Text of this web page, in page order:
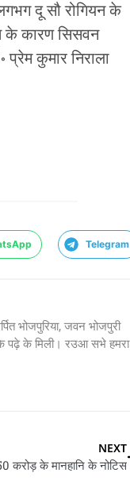
दू सौ रोगियन के
के कारण सिसवन
कुमार निराला
Telegram
भोजपुरिया, जवन भोजपुरी
पढ़े के मिली। रउआ सभे हमरा
NEXT
करोड़ के मानहानि के नोटिस